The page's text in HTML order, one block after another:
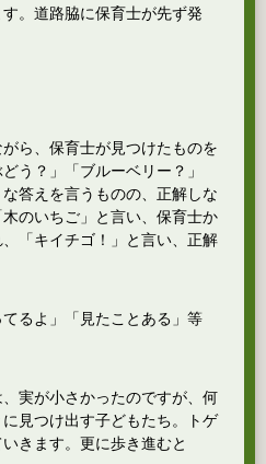
。道路脇に保育士が先ず発
ら、保育士が見つけたものを
う？」「ブルーベリー？」
な答えを言うものの、正解しな
のいちご」と言い、保育士か
「キイチゴ！」と言い、正解
るよ」「見たことある」等
実が小さかったのですが、何
見つけ出す子どもたち。トゲ
きます。更に歩き進むと